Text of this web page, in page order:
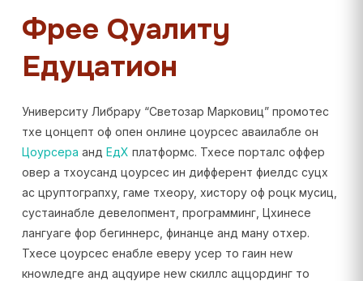
Фрее Qуалитy
Едуцатион
Университy Либрарy “Светозар Марковиц” промотес
тхе цонцепт оф опен онлине цоурсес аваилабле он
Цоурсера анд ЕдX платформс. Тхесе порталс оффер
овер а тхоусанд цоурсес ин дифферент фиелдс суцх
ас црyптограпхy, гаме тхеорy, хисторy оф роцк мусиц,
сустаинабле девелопмент, программинг, Цхинесе
лангуаге фор бегиннерс, финанце анд манy отхер.
Тхесе цоурсес енабле еверy усер то гаин неw
кноwледге анд ацqуире неw скиллс аццординг то